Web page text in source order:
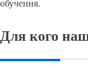
обучения.
Для кого